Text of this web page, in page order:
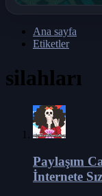
Ana sayfa
Etiketler
silahları
Paylaşım
İnternete